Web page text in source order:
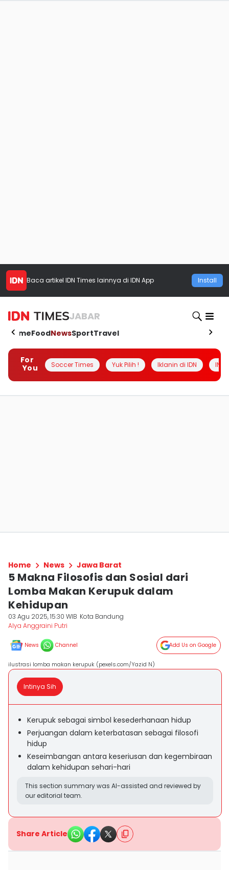
Baca artikel IDN Times lainnya di IDN App Install
JABAR
HomeFoodNewsSportTravel
For
You
Soccer Times Yuk Pilih ! Iklanin di IDN
Home News Jawa Barat
5 Makna Filosofis dan Sosial dari
Lomba Makan Kerupuk dalam
Kehidupan
03 Agu 2025, 15:30 WIB Kota Bandung
Alya Anggraini Putri
News Channel Add Us on Google
ilustrasi lomba makan kerupuk (pexels.com/Yazid N)
Intinya Sih
Kerupuk sebagai simbol kesederhanaan hidup
Perjuangan dalam keterbatasan sebagai filosofi
hidup
Keseimbangan antara keseriusan dan kegembiraan
dalam kehidupan sehari-hari
This section summary was AI-assisted and reviewed by
our editorial team.
Share Article